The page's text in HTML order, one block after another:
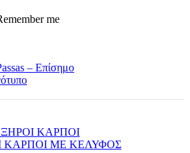
me
ΚΑΡΠΟΙ
ΚΑΡΠΟΙ ΜΕ ΚΕΛΥΦΟΣ